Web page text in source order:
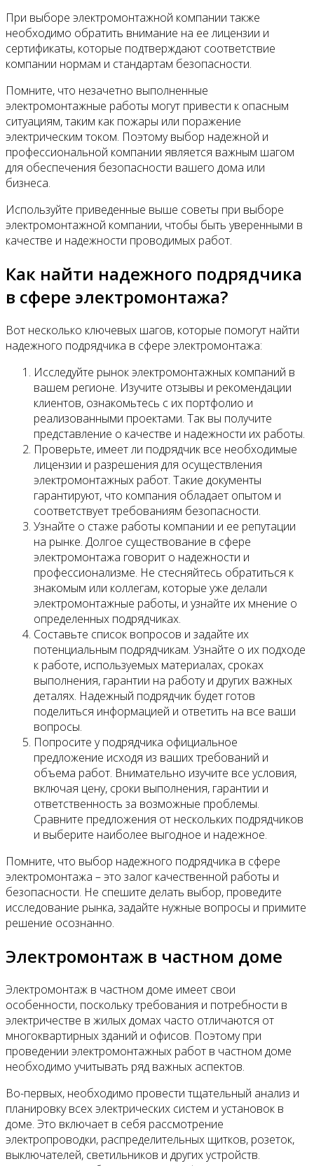
При выборе электромонтажной компании также
необходимо обратить внимание на ее лицензии и
сертификаты, которые подтверждают соответствие
компании нормам и стандартам безопасности.
Помните, что незачетно выполненные
электромонтажные работы могут привести к опасным
ситуациям, таким как пожары или поражение
электрическим током. Поэтому выбор надежной и
профессиональной компании является важным шагом
для обеспечения безопасности вашего дома или
бизнеса.
Используйте приведенные выше советы при выборе
электромонтажной компании, чтобы быть уверенными в
качестве и надежности проводимых работ.
Как найти надежного подрядчика
в сфере электромонтажа?
Вот несколько ключевых шагов, которые помогут найти
надежного подрядчика в сфере электромонтажа:
Исследуйте рынок электромонтажных компаний в
вашем регионе. Изучите отзывы и рекомендации
клиентов, ознакомьтесь с их портфолио и
реализованными проектами. Так вы получите
представление о качестве и надежности их работы.
Проверьте, имеет ли подрядчик все необходимые
лицензии и разрешения для осуществления
электромонтажных работ. Такие документы
гарантируют, что компания обладает опытом и
соответствует требованиям безопасности.
Узнайте о стаже работы компании и ее репутации
на рынке. Долгое существование в сфере
электромонтажа говорит о надежности и
профессионализме. Не стесняйтесь обратиться к
знакомым или коллегам, которые уже делали
электромонтажные работы, и узнайте их мнение о
определенных подрядчиках.
Составьте список вопросов и задайте их
потенциальным подрядчикам. Узнайте о их подходе
к работе, используемых материалах, сроках
выполнения, гарантии на работу и других важных
деталях. Надежный подрядчик будет готов
поделиться информацией и ответить на все ваши
вопросы.
Попросите у подрядчика официальное
предложение исходя из ваших требований и
объема работ. Внимательно изучите все условия,
включая цену, сроки выполнения, гарантии и
ответственность за возможные проблемы.
Сравните предложения от нескольких подрядчиков
и выберите наиболее выгодное и надежное.
Помните, что выбор надежного подрядчика в сфере
электромонтажа – это залог качественной работы и
безопасности. Не спешите делать выбор, проведите
исследование рынка, задайте нужные вопросы и примите
решение осознанно.
Электромонтаж в частном доме
Электромонтаж в частном доме имеет свои
особенности, поскольку требования и потребности в
электричестве в жилых домах часто отличаются от
многоквартирных зданий и офисов. Поэтому при
проведении электромонтажных работ в частном доме
необходимо учитывать ряд важных аспектов.
Во-первых, необходимо провести тщательный анализ и
планировку всех электрических систем и установок в
доме. Это включает в себя рассмотрение
электропроводки, распределительных щитков, розеток,
выключателей, светильников и других устройств.